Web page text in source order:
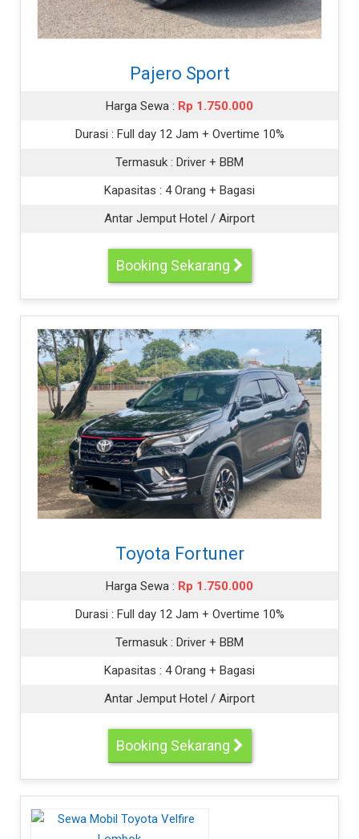
Pajero Sport
Harga Sewa : Rp 1.750.000
Durasi : Full day 12 Jam + Overtime 10%
Termasuk : Driver + BBM
Kapasitas : 4 Orang + Bagasi
Antar Jemput Hotel / Airport
Booking Sekarang
Toyota Fortuner
Harga Sewa : Rp 1.750.000
Durasi : Full day 12 Jam + Overtime 10%
Termasuk : Driver + BBM
Kapasitas : 4 Orang + Bagasi
Antar Jemput Hotel / Airport
Booking Sekarang